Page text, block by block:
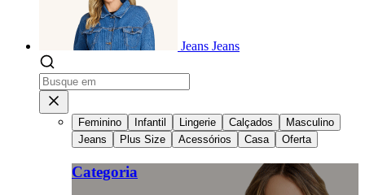
Jeans Jeans
Feminino Infantil Lingerie Calçados
Masculino
Jeans
Plus Size Acessórios Casa Oferta
Categoria